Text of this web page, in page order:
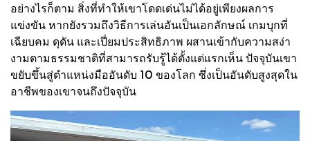
อย่างไรก็ตาม สิ่งที่ทำให้เขาโดดเด่นไม่ได้อยู่เพียงผลการ
แข่งขัน หากยังรวมถึงวิธีการเล่นอันเป็นเอกลักษณ์ เกมบุกที่
เฉียบคม ดุดัน และเปี่ยมประสิทธิภาพ ผสานเข้ากับความสง่า
งามตามธรรมชาติที่สามารถรับรู้ได้ตั้งแต่แรกเห็น ปัจจุบันเขา
ขยับขึ้นสู่ตำแหน่งมืออันดับ 10 ของโลก ซึ่งเป็นอันดับสูงสุดใน
อาชีพของเขาจนถึงปัจจุบัน